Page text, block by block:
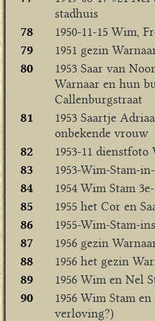
stadhuis
78
1950-11-15 Wim,
79
1951 gezin
80
1953 Saar van
Warnaar en hun
Callenburgstraat
81
1953 Saartje
onbekende vrouw
82
1953-11 dienstfoto
83
1953-Wim-Stam-
84
1954 Wim Stam
85
1955 het Cor en
86
1955-Wim-Stam-
87
1956 gezin
88
1956 het gezin
89
1956 Wim en Nel
90
1956 Wim Stam
verloving?)